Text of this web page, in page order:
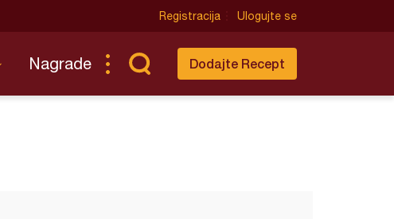
Registracija Ulogujte se
Nagrade Dodajte Recept